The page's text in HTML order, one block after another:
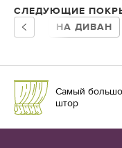
СЛЕДУЮЩИЕ
НА ДИВАН
Самый
штор